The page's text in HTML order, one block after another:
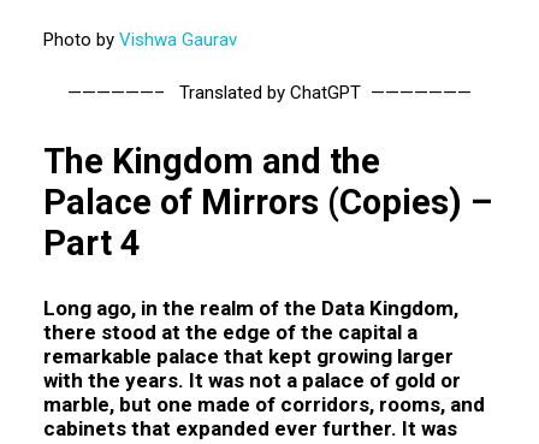
Photo by Vishwa Gaurav
——————– Translated by ChatGPT ———————
The Kingdom and the
Palace of Mirrors (Copies) –
Part 4
Long ago, in the realm of the Data Kingdom,
there stood at the edge of the capital a
remarkable palace that kept growing larger
with the years. It was not a palace of gold or
marble, but one made of corridors, rooms, and
cabinets that expanded ever further. It was